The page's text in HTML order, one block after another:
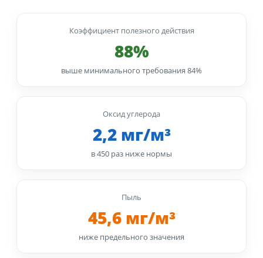
Коэффициент полезного действия
88%
выше минимального требования 84%
Оксид углерода
2,2 мг/м³
в 450 раз ниже нормы
Пыль
45,6 мг/м³
ниже предельного значения